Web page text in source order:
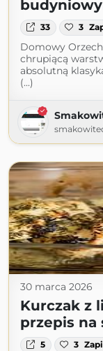
33 3
Domowy
chrupiącą
absolutną
(...)
30 marca 2026
Kurczak z
przepis na
5 3